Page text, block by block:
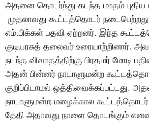
அதனை தொடர்ந்து கடந்த மாதம்
முதலாவது கூட்டத்தொடர்
எம்.பிக்கள் பதவி ஏற்றனர். இந்த
குடியரசுத் தலைவர் உரையாற்றினார்.
நடந்த விவாதத்திற்கு பிரதமர் மோடி
அதன் பின்னர் நாடாளுமன்ற
குறிப்பிடாமல் ஒத்திவைக்கப்பட்டது.
நாடாளுமன்ற மழைக்கால
தேதி அதாவது நாளை தொடங்கும்